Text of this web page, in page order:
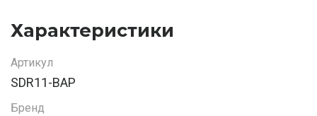
Характеристики
Артикул
SDR11-BAP
Бренд